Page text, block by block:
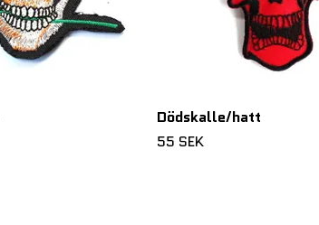
Dödskalle/hatt
55 SEK